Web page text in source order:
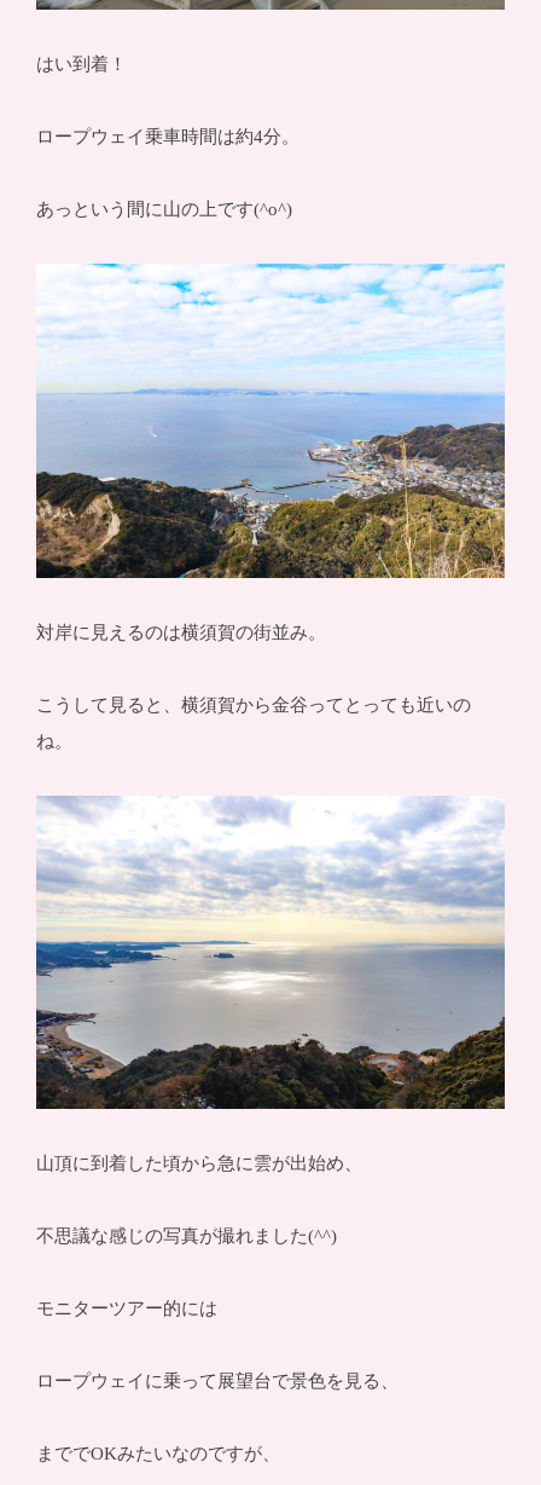
はい到着！
ロープウェイ乗車時間は約4分。
あっという間に山の上です(^o^)
対岸に見えるのは横須賀の街並み。
こうして見ると、横須賀から金谷ってとっても近いの
ね。
山頂に到着した頃から急に雲が出始め、
不思議な感じの写真が撮れました(^^)
モニターツアー的には
ロープウェイに乗って展望台で景色を見る、
まででOKみたいなのですが、